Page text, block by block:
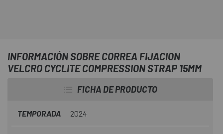
INFORMACIÓN SOBRE CORREA FIJACION
VELCRO CYCLITE COMPRESSION STRAP 15MM
FICHA DE PRODUCTO
TEMPORADA 2024